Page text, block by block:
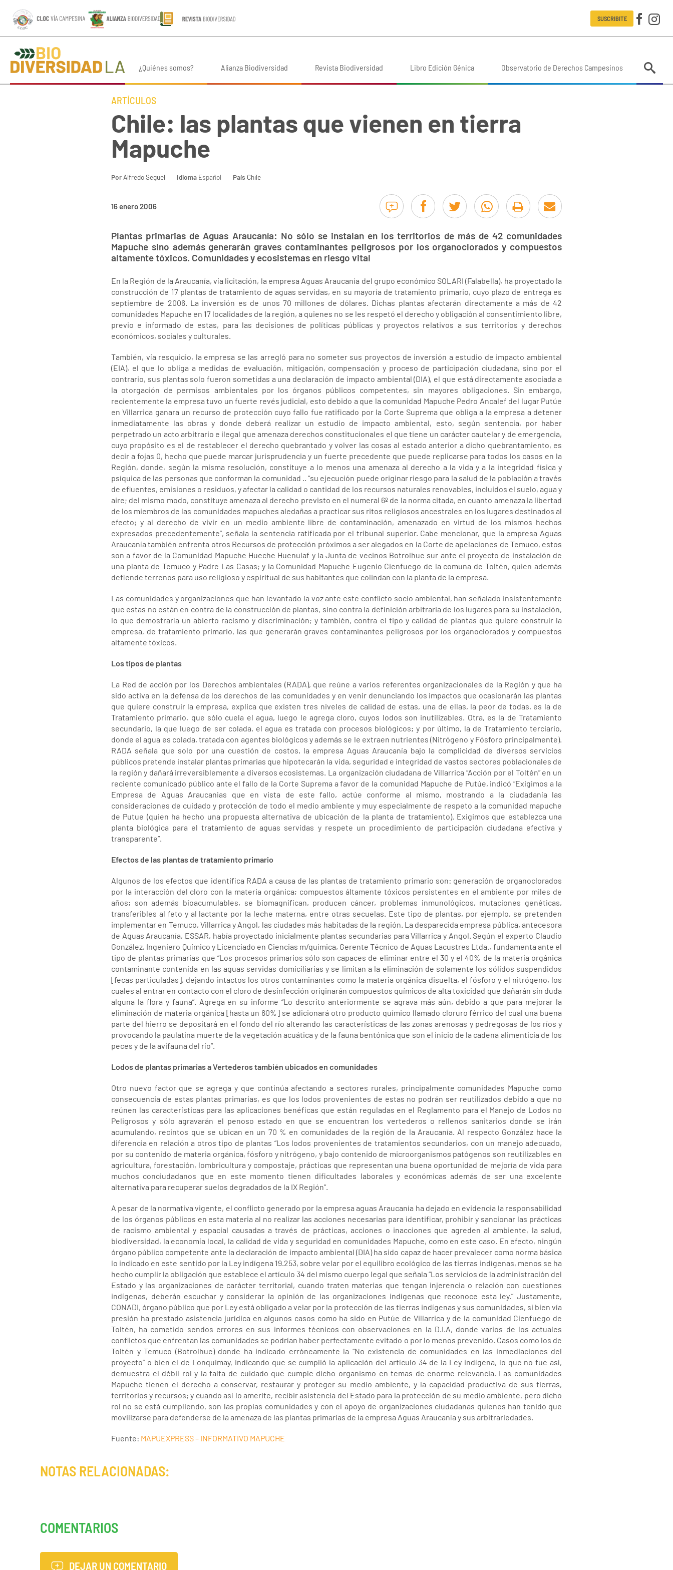
SUSCRIBITE
¿Quiénes somos? Alianza Biodiversidad Revista Biodiversidad Libro Edición Génica Observatorio de Derechos Campesinos
ARTÍCULOS
Chile: las plantas que vienen en tierra
Mapuche
Por Alfredo Seguel Idioma Español País Chile
16 enero 2006
Plantas primarias de Aguas Araucanía: No sólo se instalan en los territorios de más de 42 comunidades
Mapuche sino además generarán graves contaminantes peligrosos por los organoclorados y compuestos
altamente tóxicos. Comunidades y ecosistemas en riesgo vital
En la Región de la Araucanía, vía licitación, la empresa Aguas Araucanía del grupo económico SOLARI (Falabella), ha proyectado la
construcción de 17 plantas de tratamiento de aguas servidas, en su mayoría de tratamiento primario, cuyo plazo de entrega es
septiembre de 2006. La inversión es de unos 70 millones de dólares. Dichas plantas afectarán directamente a más de 42
comunidades Mapuche en 17 localidades de la región, a quienes no se les respetó el derecho y obligación al consentimiento libre,
previo e informado de estas, para las decisiones de políticas públicas y proyectos relativos a sus territorios y derechos
económicos, sociales y culturales.
También, vía resquicio, la empresa se las arregló para no someter sus proyectos de inversión a estudio de impacto ambiental
(EIA), el que lo obliga a medidas de evaluación, mitigación, compensación y proceso de participación ciudadana, sino por el
contrario, sus plantas solo fueron sometidas a una declaración de impacto ambiental (DIA), el que está directamente asociada a
la otorgación de permisos ambientales por los órganos públicos competentes, sin mayores obligaciones. Sin embargo,
recientemente la empresa tuvo un fuerte revés judicial, esto debido a que la comunidad Mapuche Pedro Ancalef del lugar Putúe
en Villarrica ganara un recurso de protección cuyo fallo fue ratificado por la Corte Suprema que obliga a la empresa a detener
inmediatamente las obras y donde deberá realizar un estudio de impacto ambiental, esto, según sentencia, por haber
perpetrado un acto arbitrario e ilegal que amenaza derechos constitucionales el que tiene un carácter cautelar y de emergencia,
cuyo propósito es el de restablecer el derecho quebrantado y volver las cosas al estado anterior a dicho quebrantamiento, es
decir a fojas 0, hecho que puede marcar jurisprudencia y un fuerte precedente que puede replicarse para todos los casos en la
Región, donde, según la misma resolución, constituye a lo menos una amenaza al derecho a la vida y a la integridad física y
psíquica de las personas que conforman la comunidad .. “su ejecución puede originar riesgo para la salud de la población a través
de efluentes, emisiones o residuos, y afectar la calidad o cantidad de los recursos naturales renovables, incluidos el suelo, agua y
aire; del mismo modo, constituye amenaza al derecho previsto en el numeral 6º de la norma citada, en cuanto amenaza la libertad
de los miembros de las comunidades mapuches aledañas a practicar sus ritos religiosos ancestrales en los lugares destinados al
efecto; y al derecho de vivir en un medio ambiente libre de contaminación, amenazado en virtud de los mismos hechos
expresados precedentemente”, señala la sentencia ratificada por el tribunal superior. Cabe mencionar, que la empresa Aguas
Araucanía también enfrenta otros Recursos de protección próximos a ser alegados en la Corte de apelaciones de Temuco, estos
son a favor de la Comunidad Mapuche Hueche Huenulaf y la Junta de vecinos Botrolhue sur ante el proyecto de instalación de
una planta de Temuco y Padre Las Casas; y la Comunidad Mapuche Eugenio Cienfuego de la comuna de Toltén, quien además
defiende terrenos para uso religioso y espiritual de sus habitantes que colindan con la planta de la empresa.
Las comunidades y organizaciones que han levantado la voz ante este conflicto socio ambiental, han señalado insistentemente
que estas no están en contra de la construcción de plantas, sino contra la definición arbitraria de los lugares para su instalación,
lo que demostraría un abierto racismo y discriminación; y también, contra el tipo y calidad de plantas que quiere construir la
empresa, de tratamiento primario, las que generarán graves contaminantes peligrosos por los organoclorados y compuestos
altamente tóxicos.
Los tipos de plantas
La Red de acción por los Derechos ambientales (RADA), que reúne a varios referentes organizacionales de la Región y que ha
sido activa en la defensa de los derechos de las comunidades y en venir denunciando los impactos que ocasionarán las plantas
que quiere construir la empresa, explica que existen tres niveles de calidad de estas, una de ellas, la peor de todas, es la de
Tratamiento primario, que sólo cuela el agua, luego le agrega cloro, cuyos lodos son inutilizables. Otra, es la de Tratamiento
secundario, la que luego de ser colada, el agua es tratada con procesos biológicos; y por último, la de Tratamiento terciario,
donde el agua es colada, tratada con agentes biológicos y además se le extraen nutrientes (Nitrógeno y Fósforo principalmente).
RADA señala que solo por una cuestión de costos, la empresa Aguas Araucanía bajo la complicidad de diversos servicios
públicos pretende instalar plantas primarias que hipotecarán la vida, seguridad e integridad de vastos sectores poblacionales de
la región y dañará irreversiblemente a diversos ecosistemas. La organización ciudadana de Villarrica “Acción por el Toltén” en un
reciente comunicado público ante el fallo de la Corte Suprema a favor de la comunidad Mapuche de Putúe, indicó “Exigimos a la
Empresa de Aguas Araucanias que en vista de este fallo, actúe conforme al mismo, mostrando a la ciudadanía las
consideraciones de cuidado y protección de todo el medio ambiente y muy especialmente de respeto a la comunidad mapuche
de Putue (quien ha hecho una propuesta alternativa de ubicación de la planta de tratamiento). Exigimos que establezca una
planta biológica para el tratamiento de aguas servidas y respete un procedimiento de participación ciudadana efectiva y
transparente”.
Efectos de las plantas de tratamiento primario
Algunos de los efectos que identifica RADA a causa de las plantas de tratamiento primario son: generación de organoclorados
por la interacción del cloro con la materia orgánica; compuestos áltamente tóxicos persistentes en el ambiente por miles de
años; son además bioacumulables, se biomagnifican, producen cáncer, problemas inmunológicos, mutaciones genéticas,
transferibles al feto y al lactante por la leche materna, entre otras secuelas. Este tipo de plantas, por ejemplo, se pretenden
implementar en Temuco, Villarrica y Angol, las ciudades más habitadas de la región. La desparecida empresa pública, antecesora
de Aguas Araucanía, ESSAR, había proyectado inicialmente plantas secundarias para Villarrica y Angol. Según el experto Claudio
González, Ingeniero Químico y Licenciado en Ciencias m/química, Gerente Técnico de Aguas Lacustres Ltda., fundamenta ante el
tipo de plantas primarias que “Los procesos primarios sólo son capaces de eliminar entre el 30 y el 40% de la materia orgánica
contaminante contenida en las aguas servidas domiciliarias y se limitan a la eliminación de solamente los sólidos suspendidos
[fecas particuladas], dejando intactos los otros contaminantes como la materia orgánica disuelta, el fósforo y el nitrógeno, los
cuales al entrar en contacto con el cloro de desinfección originarán compuestos químicos de alta toxicidad que dañarán sin duda
alguna la flora y fauna”. Agrega en su informe “Lo descrito anteriormente se agrava más aún, debido a que para mejorar la
eliminación de materia orgánica [hasta un 60%] se adicionará otro producto químico llamado cloruro férrico del cual una buena
parte del hierro se depositará en el fondo del río alterando las características de las zonas arenosas y pedregosas de los ríos y
provocando la paulatina muerte de la vegetación acuática y de la fauna bentónica que son el inicio de la cadena alimenticia de los
peces y de la avifauna del río”.
Lodos de plantas primarias a Vertederos también ubicados en comunidades
Otro nuevo factor que se agrega y que continúa afectando a sectores rurales, principalmente comunidades Mapuche como
consecuencia de estas plantas primarias, es que los lodos provenientes de estas no podrán ser reutilizados debido a que no
reúnen las características para las aplicaciones benéficas que están reguladas en el Reglamento para el Manejo de Lodos no
Peligrosos y sólo agravarán el penoso estado en que se encuentran los vertederos o rellenos sanitarios donde se irán
acumulando, recintos que se ubican en un 70 % en comunidades de la región de la Araucanía. Al respecto González hace la
diferencia en relación a otros tipo de plantas “Los lodos provenientes de tratamientos secundarios, con un manejo adecuado,
por su contenido de materia orgánica, fósforo y nitrógeno, y bajo contenido de microorganismos patógenos son reutilizables en
agricultura, forestación, lombricultura y compostaje, prácticas que representan una buena oportunidad de mejoría de vida para
muchos conciudadanos que en este momento tienen dificultades laborales y económicas además de ser una excelente
alternativa para recuperar suelos degradados de la IX Región”.
A pesar de la normativa vigente, el conflicto generado por la empresa aguas Araucanía ha dejado en evidencia la responsabilidad
de los órganos públicos en esta materia al no realizar las acciones necesarias para identificar, prohibir y sancionar las prácticas
de racismo ambiental y espacial causadas a través de prácticas, acciones o inacciones que agreden al ambiente, la salud,
biodiversidad, la economía local, la calidad de vida y seguridad en comunidades Mapuche, como en este caso. En efecto, ningún
órgano público competente ante la declaración de impacto ambiental (DIA) ha sido capaz de hacer prevalecer como norma básica
lo indicado en este sentido por la Ley indígena 19.253, sobre velar por el equilibro ecológico de las tierras indígenas, menos se ha
hecho cumplir la obligación que establece el artículo 34 del mismo cuerpo legal que señala “Los servicios de la administración del
Estado y las organizaciones de carácter territorial, cuando traten materias que tengan injerencia o relación con cuestiones
indígenas, deberán escuchar y considerar la opinión de las organizaciones indígenas que reconoce esta ley.” Justamente,
CONADI, órgano público que por Ley está obligado a velar por la protección de las tierras indígenas y sus comunidades, si bien vía
presión ha prestado asistencia jurídica en algunos casos como ha sido en Putúe de Villarrica y de la comunidad Cienfuego de
Toltén, ha cometido sendos errores en sus informes técnicos con observaciones en la D.I.A, donde varios de los actuales
conflictos que enfrentan las comunidades se podrían haber perfectamente evitado o por lo menos prevenido. Casos como los de
Toltén y Temuco (Botrolhue) donde ha indicado erróneamente la “No existencia de comunidades en las inmediaciones del
proyecto” o bien el de Lonquimay, indicando que se cumplió la aplicación del artículo 34 de la Ley indígena, lo que no fue así,
demuestra el débil rol y la falta de cuidado que cumple dicho organismo en temas de enorme relevancia. Las comunidades
Mapuche tienen el derecho a conservar, restaurar y proteger su medio ambiente, y la capacidad productiva de sus tierras,
territorios y recursos; y cuando así lo amerite, recibir asistencia del Estado para la protección de su medio ambiente, pero dicho
rol no se está cumpliendo, son las propias comunidades y con el apoyo de organizaciones ciudadanas quienes han tenido que
movilizarse para defenderse de la amenaza de las plantas primarias de la empresa Aguas Araucanía y sus arbitrariedades.
Fuente: MAPUEXPRESS – INFORMATIVO MAPUCHE
NOTAS RELACIONADAS:
COMENTARIOS
DEJAR UN COMENTARIO